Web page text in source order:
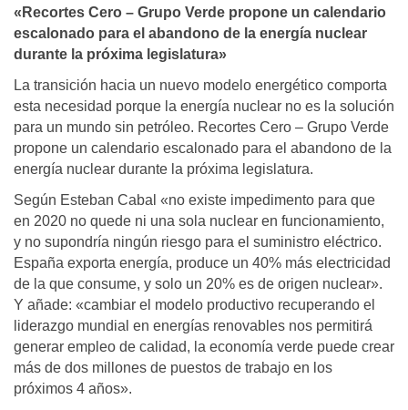
«Recortes Cero – Grupo Verde propone un calendario
escalonado para el abandono de la energía nuclear
durante la próxima legislatura»
La transición hacia un nuevo modelo energético comporta
esta necesidad porque la energía nuclear no es la solución
para un mundo sin petróleo. Recortes Cero – Grupo Verde
propone un calendario escalonado para el abandono de la
energía nuclear durante la próxima legislatura.
Según Esteban Cabal «no existe impedimento para que
en 2020 no quede ni una sola nuclear en funcionamiento,
y no supondría ningún riesgo para el suministro eléctrico.
España exporta energía, produce un 40% más electricidad
de la que consume, y solo un 20% es de origen nuclear».
Y añade: «cambiar el modelo productivo recuperando el
liderazgo mundial en energías renovables nos permitirá
generar empleo de calidad, la economía verde puede crear
más de dos millones de puestos de trabajo en los
próximos 4 años».